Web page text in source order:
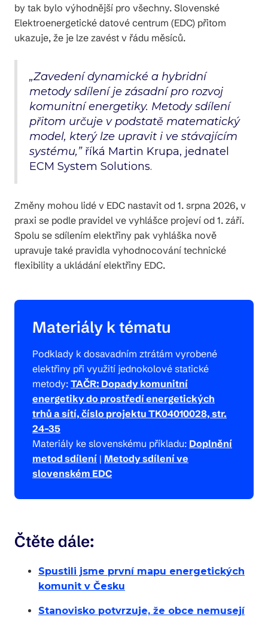
by tak bylo výhodnější pro všechny. Slovenské
Elektroenergetické datové centrum (EDC) přitom
ukazuje, že je lze zavést v řádu měsíců.
„Zavedení dynamické a hybridní
metody sdílení je zásadní pro rozvoj
komunitní energetiky. Metody sdílení
přitom určuje v podstatě matematický
model, který lze upravit i ve stávajícím
systému,” říká Martin Krupa, jednatel
ECM System Solutions.
Změny mohou lidé v EDC nastavit od 1. srpna 2026, v
praxi se podle pravidel ve vyhlášce projeví od 1. září.
Spolu se sdílením elektřiny pak vyhláška nově
upravuje také pravidla vyhodnocování technické
flexibility a ukládání elektřiny EDC.
Materiály k tématu
Podklady k dosavadním ztrátám vyrobené
elektřiny při využití jednokolové statické
metody: TAČR: Dopady komunitní
energetiky do prostředí energetických
trhů a sítí, číslo projektu TK04010028, str.
24–35
Materiály ke slovenskému příkladu: Doplnění
metod sdílení | Metody sdílení ve
slovenském EDC
‍Čtěte dále:
Spustili jsme první mapu energetických
komunit v Česku
Stanovisko potvrzuje, že obce nemusejí